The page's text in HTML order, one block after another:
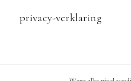
privacy-verklaring